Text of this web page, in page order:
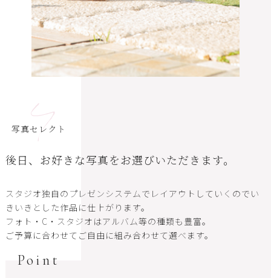
4
写真セレクト
後日、お好きな写真をお選びいただきます。
スタジオ独自のプレゼンシステムでレイアウトしていくのでい
きいきとした作品に仕上がります。
フォト・C・スタジオはアルバム等の種類も豊富。
ご予算に合わせてご自由に組み合わせて選べます。
Point